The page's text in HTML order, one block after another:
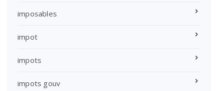
imposables
impot
impots
impots gouv